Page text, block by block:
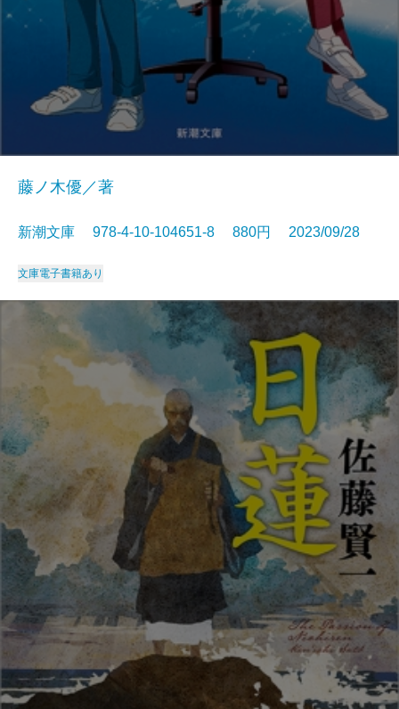
藤ノ木優／著
新潮文庫 978-4-10-104651-8 880円 2023/09/28
文庫電子書籍あり